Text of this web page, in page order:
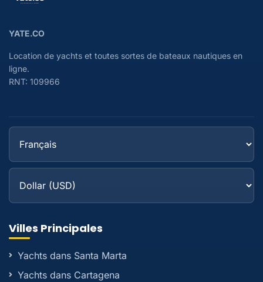
YATE.CO
Location de yachts et toutes sortes de bateaux nautiques en
ligne.
RNT: 109966
Villes Principales
Yachts dans Santa Marta
Yachts dans Cartagena